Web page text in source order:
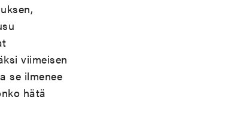
viimeisen
se ilmenee
hätä